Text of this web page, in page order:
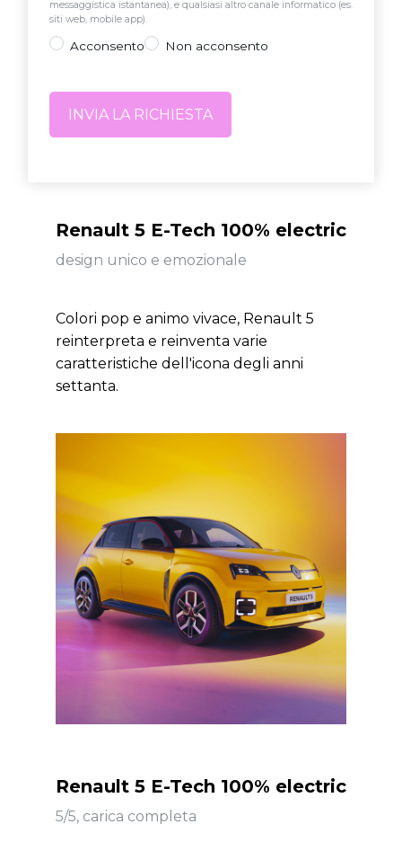
messaggistica istantanea), e qualsiasi altro canale informatico (es.
siti web, mobile app).
Acconsento Non acconsento
Renault 5 E-Tech 100% electric
design unico e emozionale
Colori pop e animo vivace, Renault 5
reinterpreta e reinventa varie
caratteristiche dell'icona degli anni
settanta.
Renault 5 E-Tech 100% electric
5/5, carica completa